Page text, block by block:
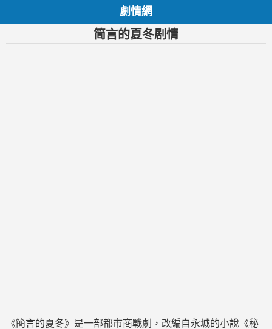
劇情網
简言的夏冬剧情
《簡言的夏冬》是一部都市商戰劇，改編自永城的小說《秘